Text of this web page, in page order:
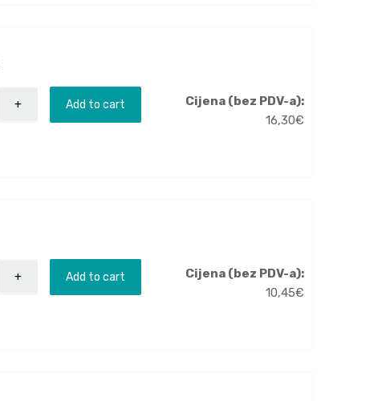
Add to cart
Cijena (bez PDV-a):
16,30€
Add to cart
Cijena (bez PDV-a):
10,45€